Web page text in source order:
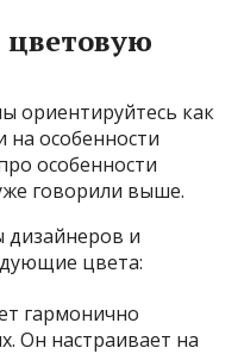
ориентируйтесь как
на особенности
особенности
говорили выше.
и
цвета:
гармонично
Он настраивает на